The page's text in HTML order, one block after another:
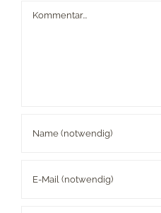
Kommentar